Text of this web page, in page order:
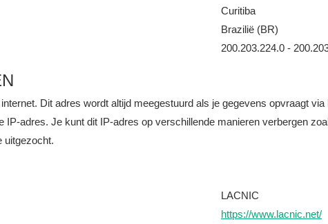
Curitiba
Brazilië (BR)
200.203.224.0 -
Dit adres wordt altijd meegestuurd als je gegevens opvraagt
IP-adres. Je kunt dit IP-adres op verschillende manieren verbergen
uitgezocht.
LACNIC
https://www.lacnic.net/